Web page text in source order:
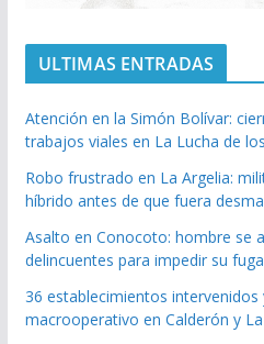
ULTIMAS ENTRADAS
Atención en la Simón Bolívar:
trabajos viales en La Lucha de
Robo frustrado en La Argelia:
híbrido antes de que fuera
Asalto en Conocoto: hombre se
delincuentes para impedir su fuga
36 establecimientos intervenidos
macrooperativo en Calderón y